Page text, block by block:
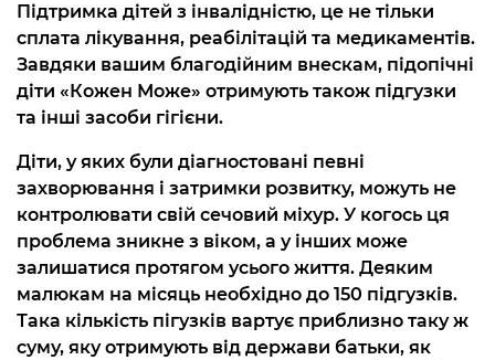
Підтримка дітей з інвалідністю, це не тільки
сплата лікування, реабілітацій та медикаментів.
Завдяки вашим благодійним внескам, підопічні
діти «Кожен Може» отримують також підгузки
та інші засоби гігієни.
Діти, у яких були діагностовані певні
захворювання і затримки розвитку, можуть не
контролювати свій сечовий міхур. У когось ця
проблема зникне з віком, а у інших може
залишатися протягом усього життя. Деяким
малюкам на місяць необхідно до 150 підгузків.
Така кількість пігузків вартує приблизно таку ж
суму, яку отримують від держави батьки, як